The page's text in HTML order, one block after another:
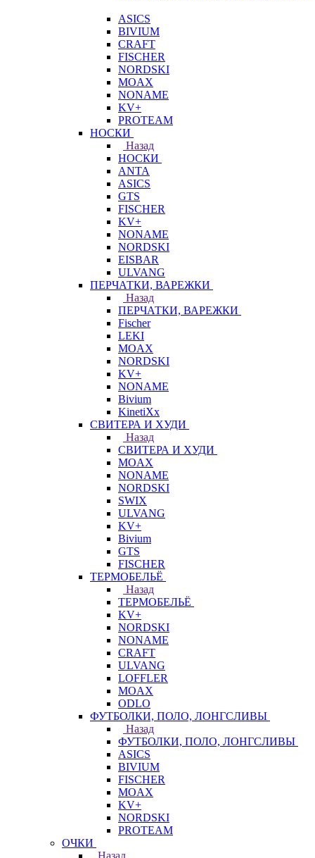
ASICS
BIVIUM
CRAFT
FISCHER
NORDSKI
MOAX
NONAME
KV+
PROTEAM
НОСКИ
Назад
НОСКИ
ANTA
ASICS
GTS
FISCHER
KV+
NONAME
NORDSKI
EISBAR
ULVANG
ПЕРЧАТКИ, ВАРЕЖКИ
Назад
ПЕРЧАТКИ, ВАРЕЖКИ
Fischer
LEKI
MOAX
NORDSKI
KV+
NONAME
Bivium
KinetiXx
СВИТЕРА И ХУДИ
Назад
СВИТЕРА И ХУДИ
MOAX
NONAME
NORDSKI
SWIX
ULVANG
KV+
Bivium
GTS
FISCHER
ТЕРМОБЕЛЬЁ
Назад
ТЕРМОБЕЛЬЁ
KV+
NORDSKI
NONAME
CRAFT
ULVANG
LOFFLER
MOAX
ODLO
ФУТБОЛКИ, ПОЛО, ЛОНГСЛИВЫ
Назад
ФУТБОЛКИ, ПОЛО, ЛОНГСЛИВЫ
ASICS
BIVIUM
FISCHER
MOAX
KV+
NORDSKI
PROTEAM
ОЧКИ
Назад